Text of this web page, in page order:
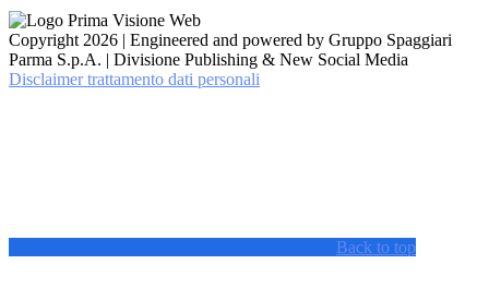
Copyright 2026 | Engineered and powered by Gruppo Spaggiari
Parma S.p.A. | Divisione Publishing & New Social Media
Disclaimer trattamento dati personali
Back to top